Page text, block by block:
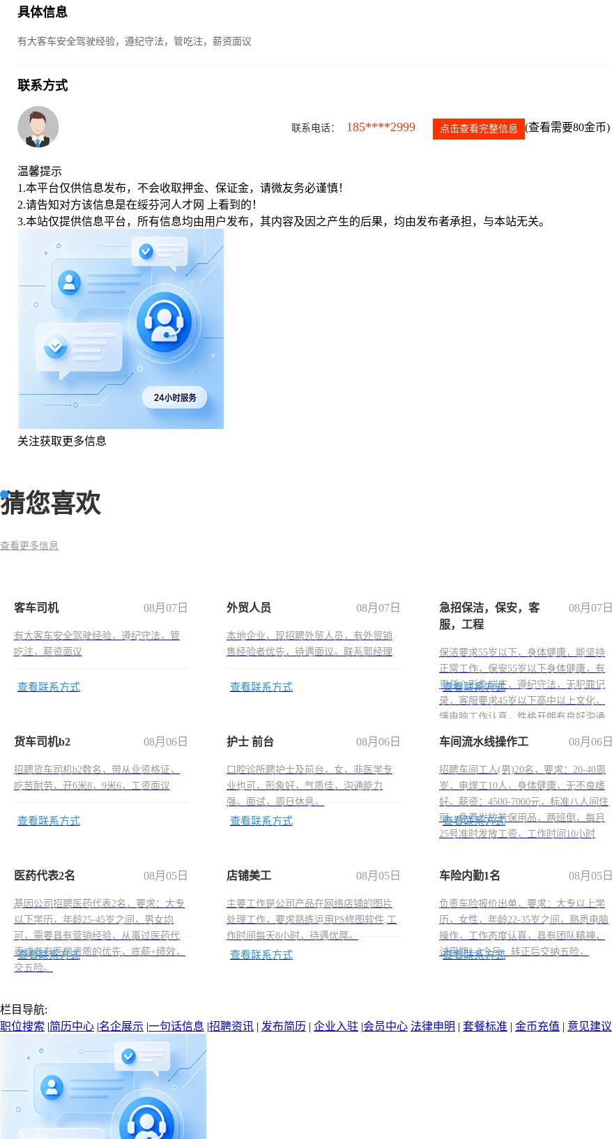
具体信息
有大客车安全驾驶经验，遵纪守法，管吃注，薪资面议
联系方式
联系电话： 185****2999 点击查看完整信息 (查看需要80金币)
温馨提示
1.本平台仅供信息发布，不会收取押金、保证金，请微友务必谨慎！
2.请告知对方该信息是在绥芬河人才网
上看到的！
3.本站仅提供信息平台，所有信息均由用户发布，其内容及因之产生的后果，均由发布者承担，与本站无关。
关注获取更多信息
猜您喜欢
查看更多信息
客车司机 08月07日
有大客车安全驾驶经验，遵纪守法，管
吃注，薪资面议
查看联系方式
外贸人员 08月07日
本地企业，现招聘外贸人员，有外贸销
售经验者优先，待遇面议。联系郭经理
查看联系方式
急招保洁，保安，客
服，工程
08月07日
保洁要求55岁以下，身体健康，能坚持
正常工作，保安55岁以下身体健康，有
责任心形象端庄，遵纪守法，无犯罪记
录，客服要求45岁以下高中以上文化，
懂电脑工作认真，性格开朗有良好沟通
能力，工程，懂水电维修。
查看联系方式
货车司机b2 08月06日
招聘货车司机b2数名，带从业资格证，
吃苦耐劳，开6米8，9米6，工资面议
查看联系方式
护士 前台 08月06日
口腔诊所聘护士及前台，女，非医学专
业也可，形象好，气质佳，沟通能力
强。面试，周日休息。
查看联系方式
车间流水线操作工 08月06日
招聘车间工人(男)20名，要求：20-40周
岁，电焊工10人，身体健康，无不良嗜
好。薪资：4500-7000元，标准八人间住
宿，免费发放劳保用品，两班倒，每月
25号准时发放工资，工作时间10小时
查看联系方式
医药代表2名 08月05日
基因公司招聘医药代表2名，要求：大专
以下学历，年龄25-45岁之间，男女均
可，需要具有营销经验，从事过医药代
表或者有医学资质的优先，底薪+绩效，
交五险。
查看联系方式
店铺美工 08月05日
主要工作是公司产品在网络店铺的图片
处理工作，要求熟练运用PS修图软件,工
作时间每天8小时，待遇优厚。
查看联系方式
车险内勤1名 08月05日
负责车险报价出单，要求：大专以上学
历，女性，年龄22-35岁之间，熟悉电脑
操作，工作态度认真，具有团队精神，
试用期1-3个月，转正后交纳五险，
查看联系方式
栏目导航:
职位搜索 |简历中心 |名企展示 |一句话信息 |招聘资讯 | 发布简历 | 企业入驻 |会员中心 法律申明 | 套餐标准 | 金币充值 | 意见建议